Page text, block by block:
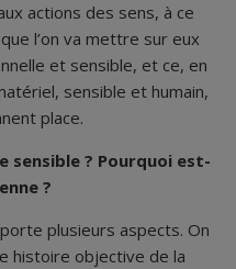
actions des sens, à ce
l’on va mettre sur eux
et sensible, et ce, en
sensible et humain,
place.
sensible ? Pourquoi est-
?
plusieurs aspects. On
histoire objective de la